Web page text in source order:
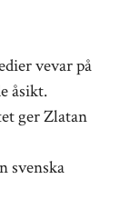
vevar på
åsikt.
ger Zlatan
svenska